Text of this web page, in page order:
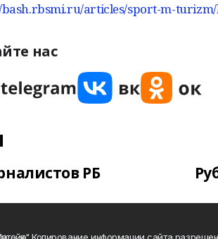
articles/sport-m-
нас
РБ